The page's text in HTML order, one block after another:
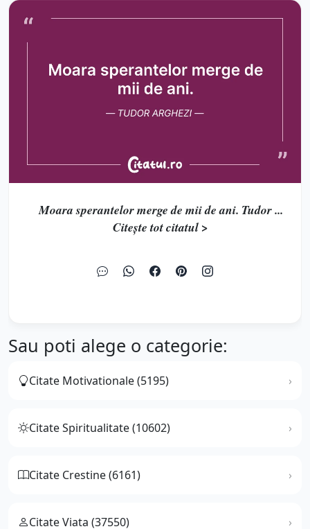
Moara sperantelor merge de mii de ani. Tudor ...
Citește tot citatul >
Sau poti alege o categorie:
Citate Motivationale (5195)
Citate Spiritualitate (10602)
Citate Crestine (6161)
Citate Viata (37550)